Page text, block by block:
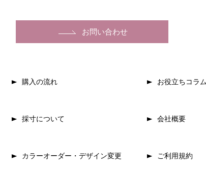
お問い合わせ
購入の流れ
採寸について
カラーオーダー・デザイン変更
お役立ちコラム
会社概要
ご利用規約